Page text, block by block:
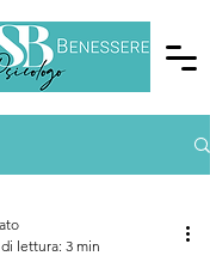
lettura: 3 min